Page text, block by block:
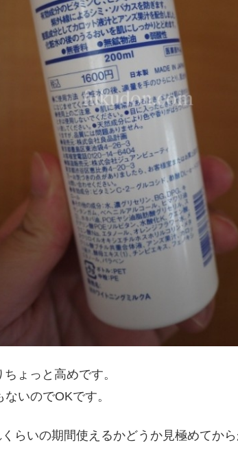
ょっと高めです。
いのでOKです。
らいの期間使えるかどうか見極めてから